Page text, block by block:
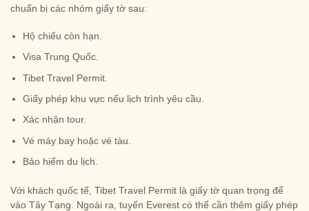
chuẩn bị các nhóm giấy tờ sau:
Hộ chiếu còn hạn.
Visa Trung Quốc.
Tibet Travel Permit.
Giấy phép khu vực nếu lịch trình yêu cầu.
Xác nhận tour.
Vé máy bay hoặc vé tàu.
Bảo hiểm du lịch.
Với khách quốc tế, Tibet Travel Permit là giấy tờ quan trọng để
vào Tây Tạng. Ngoài ra, tuyến Everest có thể cần thêm giấy phép